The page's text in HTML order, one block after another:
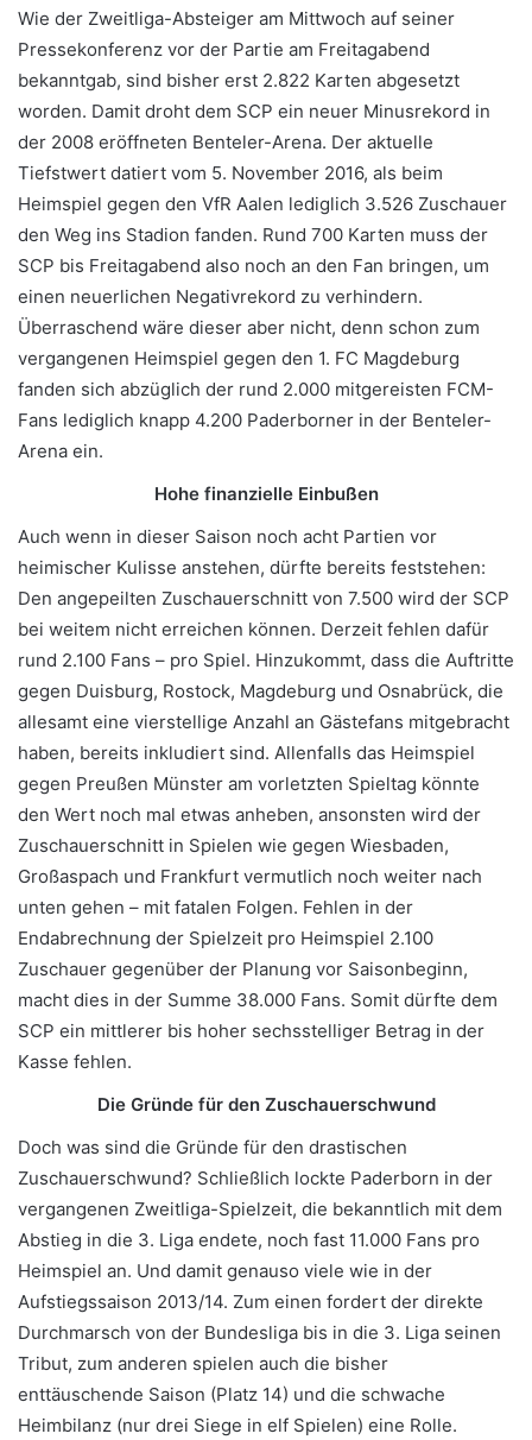
Wie der Zweitliga-Absteiger am Mittwoch auf seiner
Pressekonferenz vor der Partie am Freitagabend
bekanntgab, sind bisher erst 2.822 Karten abgesetzt
worden. Damit droht dem SCP ein neuer Minusrekord in
der 2008 eröffneten Benteler-Arena. Der aktuelle
Tiefstwert datiert vom 5. November 2016, als beim
Heimspiel gegen den VfR Aalen lediglich 3.526 Zuschauer
den Weg ins Stadion fanden. Rund 700 Karten muss der
SCP bis Freitagabend also noch an den Fan bringen, um
einen neuerlichen Negativrekord zu verhindern.
Überraschend wäre dieser aber nicht, denn schon zum
vergangenen Heimspiel gegen den 1. FC Magdeburg
fanden sich abzüglich der rund 2.000 mitgereisten FCM-
Fans lediglich knapp 4.200 Paderborner in der Benteler-
Arena ein.
Hohe finanzielle Einbußen
Auch wenn in dieser Saison noch acht Partien vor
heimischer Kulisse anstehen, dürfte bereits feststehen:
Den angepeilten Zuschauerschnitt von 7.500 wird der SCP
bei weitem nicht erreichen können. Derzeit fehlen dafür
rund 2.100 Fans – pro Spiel. Hinzukommt, dass die Auftritte
gegen Duisburg, Rostock, Magdeburg und Osnabrück, die
allesamt eine vierstellige Anzahl an Gästefans mitgebracht
haben, bereits inkludiert sind. Allenfalls das Heimspiel
gegen Preußen Münster am vorletzten Spieltag könnte
den Wert noch mal etwas anheben, ansonsten wird der
Zuschauerschnitt in Spielen wie gegen Wiesbaden,
Großaspach und Frankfurt vermutlich noch weiter nach
unten gehen – mit fatalen Folgen. Fehlen in der
Endabrechnung der Spielzeit pro Heimspiel 2.100
Zuschauer gegenüber der Planung vor Saisonbeginn,
macht dies in der Summe 38.000 Fans. Somit dürfte dem
SCP ein mittlerer bis hoher sechsstelliger Betrag in der
Kasse fehlen.
Die Gründe für den Zuschauerschwund
Doch was sind die Gründe für den drastischen
Zuschauerschwund? Schließlich lockte Paderborn in der
vergangenen Zweitliga-Spielzeit, die bekanntlich mit dem
Abstieg in die 3. Liga endete, noch fast 11.000 Fans pro
Heimspiel an. Und damit genauso viele wie in der
Aufstiegssaison 2013/14. Zum einen fordert der direkte
Durchmarsch von der Bundesliga bis in die 3. Liga seinen
Tribut, zum anderen spielen auch die bisher
enttäuschende Saison (Platz 14) und die schwache
Heimbilanz (nur drei Siege in elf Spielen) eine Rolle.